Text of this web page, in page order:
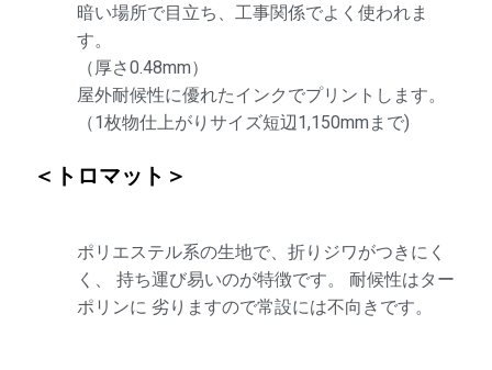
暗い場所で目立ち、工事関係でよく使われま
す。
（厚さ0.48mm）
屋外耐候性に優れたインクでプリントします。
（1枚物仕上がりサイズ短辺1,150mmまで)
＜トロマット＞
ポリエステル系の生地で、折りジワがつきにく
く、 持ち運び易いのが特徴です。 耐候性はター
ポリンに 劣りますので常設には不向きです。